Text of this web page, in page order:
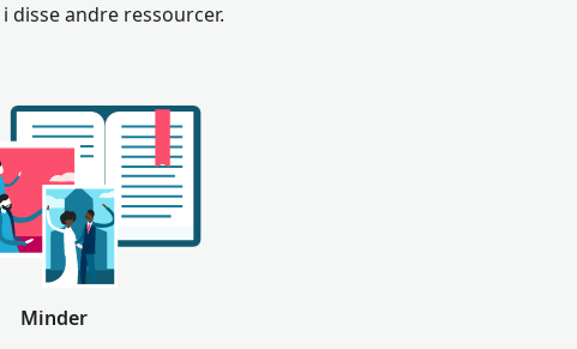
disse andre ressourcer.
Minder